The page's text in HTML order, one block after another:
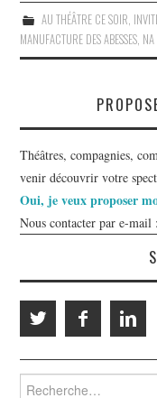
AU THÉÂTRE CE SOIR
MANUFACTURE DES ABESSES
Théâtres, compagnies,
venir découvrir votre
Oui, je veux proposer
Nous contacter par e-mail